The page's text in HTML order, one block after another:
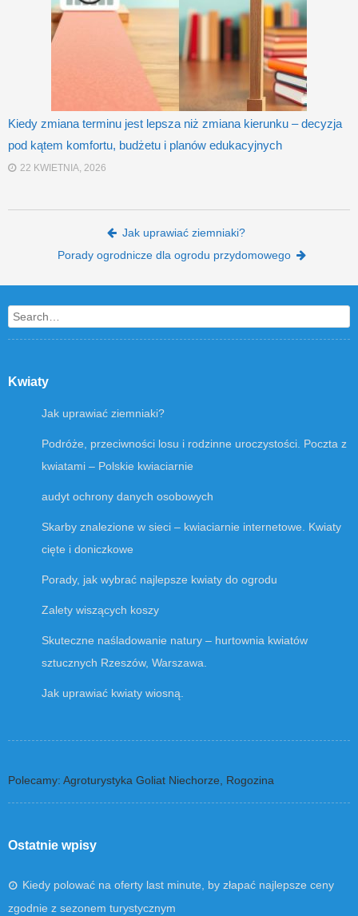
Kiedy zmiana terminu jest lepsza niż zmiana kierunku – decyzja
pod kątem komfortu, budżetu i planów edukacyjnych
22 KWIETNIA, 2026
Post navigation
Jak uprawiać ziemniaki?
Porady ogrodnicze dla ogrodu przydomowego
Search
Kwiaty
Jak uprawiać ziemniaki?
Podróże, przeciwności losu i rodzinne uroczystości. Poczta z
kwiatami – Polskie kwiaciarnie
audyt ochrony danych osobowych
Skarby znalezione w sieci – kwiaciarnie internetowe. Kwiaty
cięte i doniczkowe
Porady, jak wybrać najlepsze kwiaty do ogrodu
Zalety wiszących koszy
Skuteczne naśladowanie natury – hurtownia kwiatów
sztucznych Rzeszów, Warszawa.
Jak uprawiać kwiaty wiosną.
Polecamy: Agroturystyka Goliat Niechorze, Rogozina
Ostatnie wpisy
Kiedy polować na oferty last minute, by złapać najlepsze ceny
zgodnie z sezonem turystycznym